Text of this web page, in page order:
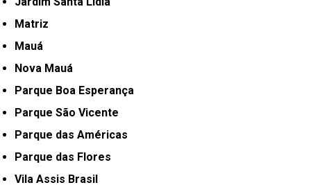
Matriz
Mauá
Nova Mauá
Parque Boa Esperança
Parque São Vicente
Parque das Américas
Parque das Flores
Vila Assis Brasil